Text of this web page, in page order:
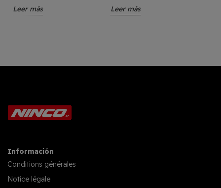
Leer más
Leer más
Información
Conditions générales
Notice légale